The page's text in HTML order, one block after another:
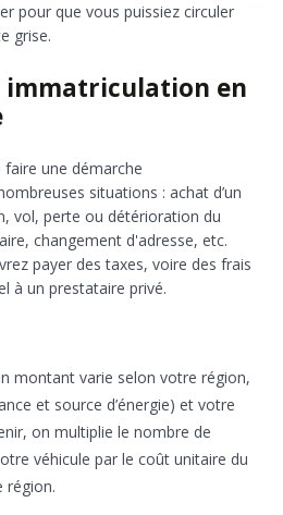
pour que vous puissiez circuler
grise.
immatriculation en
une démarche
situations : achat d’un
vol, perte ou détérioration du
changement d'adresse, etc.
payer des taxes, voire des frais
à un prestataire privé.
montant varie selon votre région,
et source d’énergie) et votre
on multiplie le nombre de
véhicule par le coût unitaire du
région.